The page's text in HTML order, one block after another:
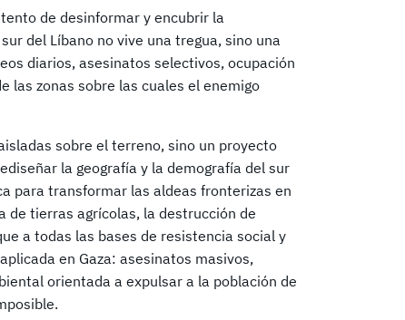
de desinformar y encubrir la
del Líbano no vive una tregua, sino una
diarios, asesinatos selectivos, ocupación
las zonas sobre las cuales el enemigo
sobre el terreno, sino un proyecto
la geografía y la demografía del sur
para transformar las aldeas fronterizas en
de tierras agrícolas, la destrucción de
a todas las bases de resistencia social y
en Gaza: asesinatos masivos,
orientada a expulsar a la población de